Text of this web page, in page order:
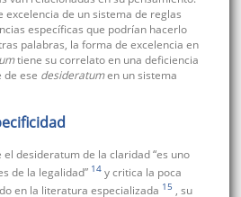
de un sistema de reglas
específicas que podrían hacerlo
palabras, la forma de excelencia en
tiene su correlato en una deficiencia
de ese desideratumen un sistema
el desideratum de la claridad “es uno
de la legalidad” 14 y critica la poca
en la literatura especializada 15 , su